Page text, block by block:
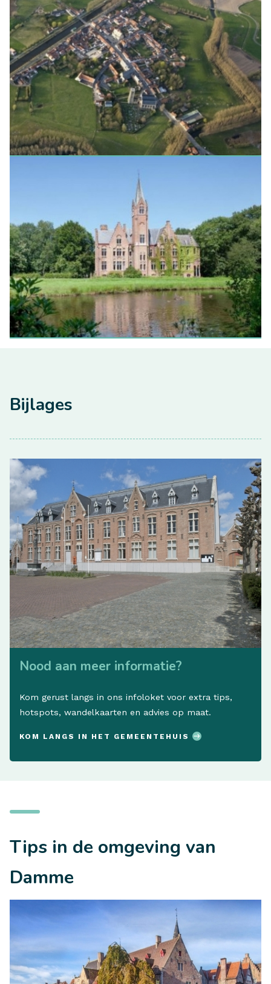
Bijlages
Nood aan meer informatie?
Kom gerust langs in ons infoloket voor extra tips,
hotspots, wandelkaarten en advies op maat.
KOM LANGS IN HET GEMEENTEHUIS
Tips in de omgeving van
Damme